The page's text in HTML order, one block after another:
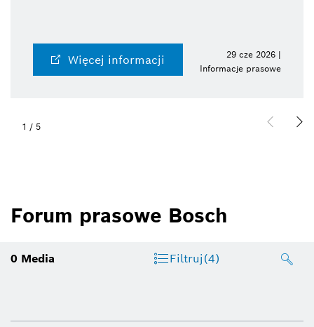
Więcej informacji
29 cze 2026 |
Informacje prasowe
1 / 5
Forum prasowe Bosch
0 Media Filtruj(4)